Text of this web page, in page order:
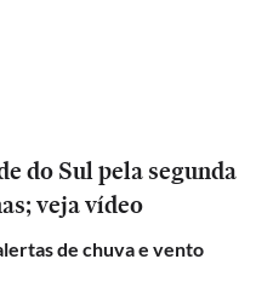
do Sul pela segunda
veja vídeo
de chuva e vento